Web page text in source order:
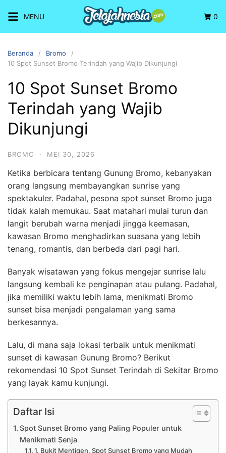
ke
konten
MENU 0
Beranda
Bromo
10 Spot Sunset Bromo Terindah yang Wajib Dikunjungi
10 Spot Sunset Bromo
Terindah yang Wajib
Dikunjungi
BROMO · MEI 30, 2026
Ketika berbicara tentang Gunung Bromo, kebanyakan
orang langsung membayangkan sunrise yang
spektakuler. Padahal, pesona spot sunset Bromo juga
tidak kalah memukau. Saat matahari mulai turun dan
langit berubah warna menjadi jingga keemasan,
kawasan Bromo menghadirkan suasana yang lebih
tenang, romantis, dan berbeda dari pagi hari.
Banyak wisatawan yang fokus mengejar sunrise lalu
langsung kembali ke penginapan atau pulang. Padahal,
jika memiliki waktu lebih lama, menikmati Bromo
sunset bisa menjadi pengalaman yang sama
berkesannya.
Lalu, di mana saja lokasi terbaik untuk menikmati
sunset di kawasan Gunung Bromo? Berikut
rekomendasi 10 Spot Sunset Terindah di Sekitar Bromo
yang layak kamu kunjungi.
Daftar Isi
Spot Sunset Bromo yang Paling Populer untuk
Menikmati Senja
1. Bukit Mentigen, Spot Sunset Bromo yang Mudah